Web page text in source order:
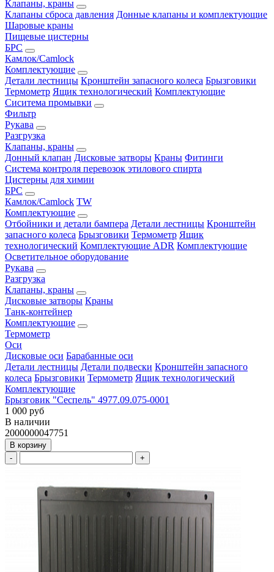
Клапаны, краны
Клапаны сброса давления Донные клапаны и комплектующие
Шаровые краны
Пищевые цистерны
БРС
Камлок/Camlock
Комплектующие
Детали лестницы Кронштейн запасного колеса Брызговики
Термометр Ящик технологический Комплектующие
Сиситема промывки
Фильтр
Рукава
Разгрузка
Клапаны, краны
Донный клапан Дисковые затворы Краны Фитинги
Система контроля перевозок этилового спирта
Цистерны для химии
БРС
Камлок/Camlock TW
Комплектующие
Отбойники и детали бампера Детали лестницы Кронштейн
запасного колеса Брызговики Термометр Ящик
технологический Комплектующие ADR Комплектующие
Осветительное оборудование
Рукава
Разгрузка
Клапаны, краны
Дисковые затворы Краны
Танк-контейнер
Комплектующие
Термометр
Оси
Дисковые оси Барабанные оси
Детали лестницы Детали подвески Кронштейн запасного
колеса Брызговики Термометр Ящик технологический
Комплектующие
Брызговик "Сеспель" 4977.09.075-0001
1 000 руб
В наличии
2000000047751
В корзину
-
+